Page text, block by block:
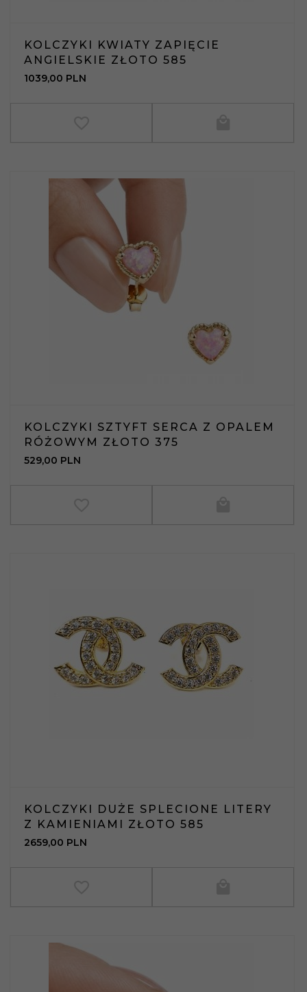
KOLCZYKI KWIATY ZAPIĘCIE
ANGIELSKIE ZŁOTO 585
1039,00 PLN
KOLCZYKI SZTYFT SERCA Z OPALEM
RÓŻOWYM ZŁOTO 375
529,00 PLN
KOLCZYKI DUŻE SPLECIONE LITERY
Z KAMIENIAMI ZŁOTO 585
2659,00 PLN